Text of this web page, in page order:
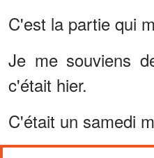
C'est la partie qui
Je me souviens
c'était hier.
C'était un samedi